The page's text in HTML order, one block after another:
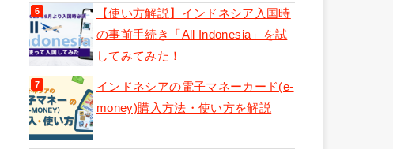
【使い方解説】インドネシア入国時
の事前手続き「All Indonesia」を試
してみてみた！
インドネシアの電子マネーカード(e-
money)購入方法・使い方を解説